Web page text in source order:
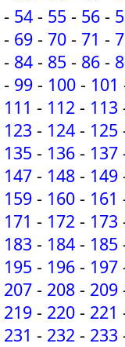
- 54 - 55 - 56 -
- 69 - 70 - 71 -
- 84 - 85 - 86 -
- 99 - 100 - 101
111 - 112 - 113
123 - 124 - 125
135 - 136 - 137
147 - 148 - 149
159 - 160 - 161
171 - 172 - 173
183 - 184 - 185
195 - 196 - 197
207 - 208 - 209
219 - 220 - 221
231 - 232 - 233